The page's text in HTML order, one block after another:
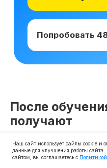
После
получают
Наш сайт использует файлы cookie и
данные для улучшения работы сайта.
сайтом, вы соглашаетесь с